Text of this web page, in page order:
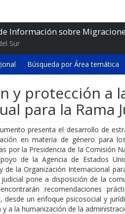
Información sobre
Sur
Búsqueda por Área temática
y protección a
para la Rama
presenta el desarrollo de
en materia de género para
por la Presidencia de la Comisión
de la Agencia de Estados
de la Organización Internacional
pone a disposición de la
recomendaciones
desde un enfoque psicosocial y
y a la humanización de la